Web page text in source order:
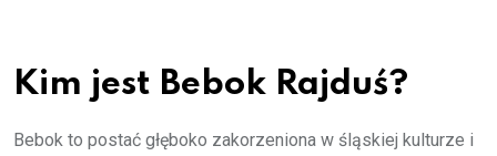
Kim jest Bebok Rajduś?
Bebok to postać głęboko zakorzeniona w śląskiej kulturze i